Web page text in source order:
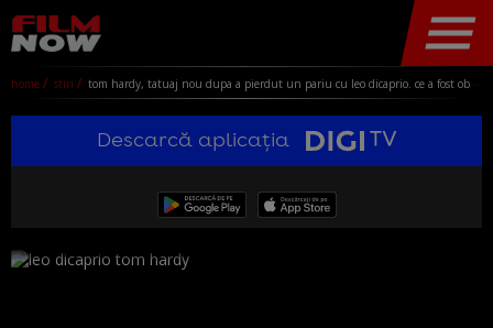
home stiri tom hardy, tatuaj nou dupa a pierdut un pariu cu leo dicaprio. ce a fost obligat sa-si scrie pe piele
Descarcă aplicația